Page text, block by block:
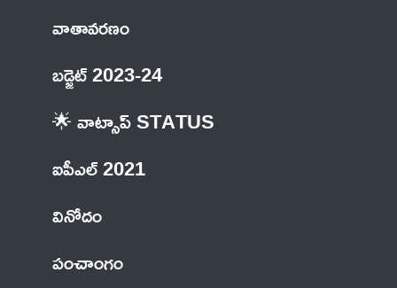
వాతావరణం
బడ్జెట్ 2023-24
🌟 వాట్సాప్ STATUS
ఐపీఎల్ 2021
వినోదం
పంచాంగం